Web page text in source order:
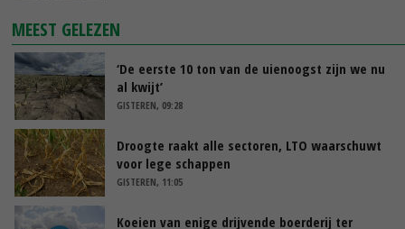
MEEST GELEZEN
‘De eerste 10 ton van de uienoogst zijn we nu
al kwijt’
GISTEREN, 09:28
Droogte raakt alle sectoren, LTO waarschuwt
voor lege schappen
GISTEREN, 11:05
Koeien van enige drijvende boerderij ter